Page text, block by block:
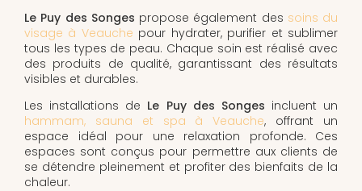
Le Puy des Songes propose également des soins du
visage à Veauche pour hydrater, purifier et sublimer
tous les types de peau. Chaque soin est réalisé avec
des produits de qualité, garantissant des résultats
visibles et durables.
Les installations de Le Puy des Songes incluent un
hammam, sauna et spa à Veauche, offrant un
espace idéal pour une relaxation profonde. Ces
espaces sont conçus pour permettre aux clients de
se détendre pleinement et profiter des bienfaits de la
chaleur.